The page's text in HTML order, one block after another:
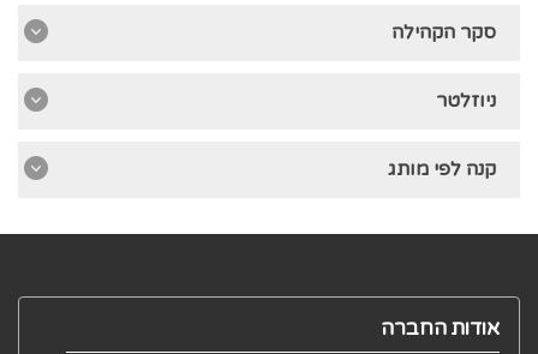
סקר הקהילה
ניוזלטר
קנה לפי מותג
אודות החברה